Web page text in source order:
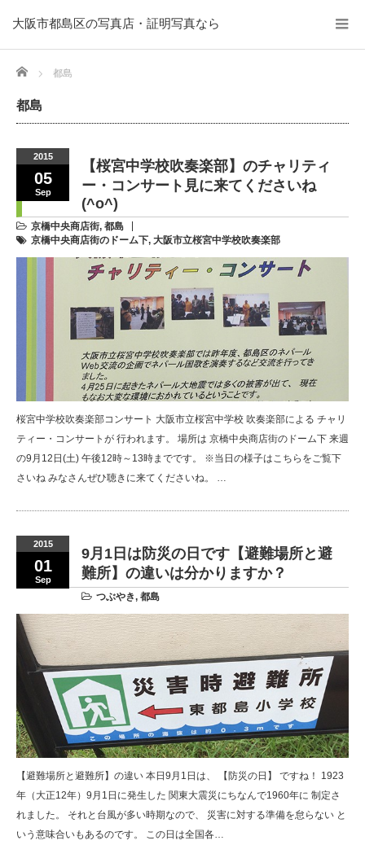
大阪市都島区の写真店・証明写真なら
Home 都島
都島
2015
05
Sep
【桜宮中学校吹奏楽部】のチャリティ
ー・コンサート見に来てくださいね
(^o^)
京橋中央商店街, 都島
京橋中央商店街のドーム下, 大阪市立桜宮中学校吹奏楽部
桜宮中学校吹奏楽部コンサート 大阪市立桜宮中学校 吹奏楽部による チャリ
ティー・コンサートが 行われます。 場所は 京橋中央商店街のドーム下 来週
の9月12日(土) 午後12時～13時までです。 ※当日の様子はこちらをご覧下
さいね みなさんぜひ聴きに来てくださいね。 …
2015
01
Sep
9月1日は防災の日です【避難場所と避
難所】の違いは分かりますか？
つぶやき, 都島
【避難場所と避難所】の違い 本日9月1日は、 【防災の日】 ですね！ 1923
年（大正12年）9月1日に発生した 関東大震災にちなんで1960年に 制定さ
れました。 それと台風が多い時期なので、 災害に対する準備を怠らない と
いう意味合いもあるのです。 この日は全国各…